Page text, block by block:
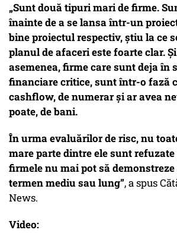
„Sunt două tipuri mari de firme.
înainte de a se lansa într-un
bine proiectul respectiv, știu la ce
planul de afaceri este foarte clar.
asemenea, firme care sunt deja în
financiare critice, sunt într-o fază
cashflow, de numerar și ar avea
poate, de bani.
În urma evaluărilor de risc, nu
mare parte dintre ele sunt
firmele nu mai pot să
termen mediu sau lung”, a spus
News.
Video: